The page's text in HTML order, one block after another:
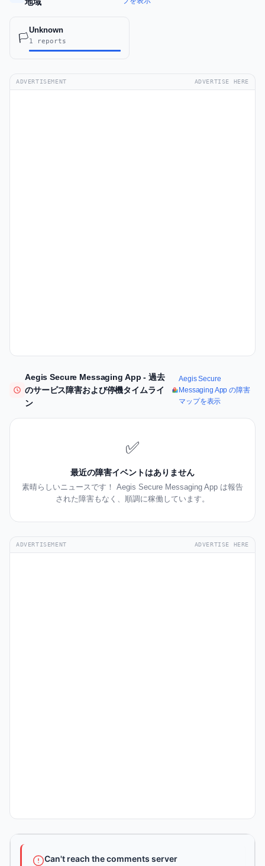
地域
🏳️
Unknown
1 reports
ADVERTISEMENT ADVERTISE HERE
Aegis Secure Messaging App - 過去
のサービス障害および停機タイムライ
ン
Aegis Secure
Messaging App の障害
マップを表示
✅
最近の障害イベントはありません
素晴らしいニュースです！ Aegis Secure Messaging App は報告
された障害もなく、順調に稼働しています。
ADVERTISEMENT ADVERTISE HERE
Can't reach the comments server